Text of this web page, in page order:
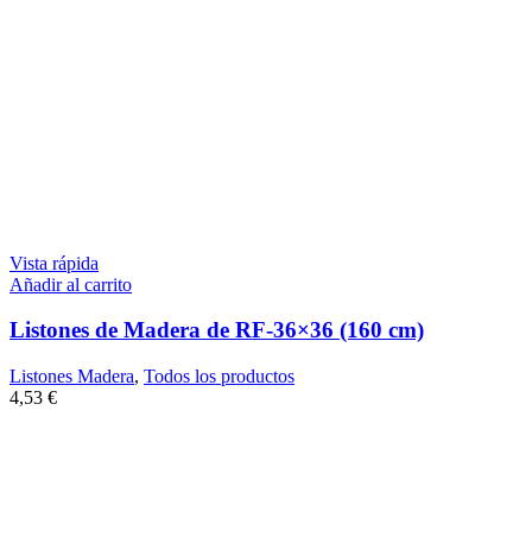
Vista rápida
Añadir al carrito
Listones de Madera de RF-36×36 (160 cm)
Listones Madera, Todos los productos
4,53 €